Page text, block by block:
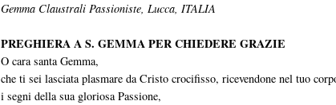
Gemma ­Claustrali Passioniste, Lucca, ITALIA
PREGHIERA A S. GEMMA PER CHIEDERE GRAZIE
O cara santa Gemma,
che ti sei lasciata plasmare da Cristo crocifisso, ricevendone nel tuo
i segni della sua gloriosa Passione,